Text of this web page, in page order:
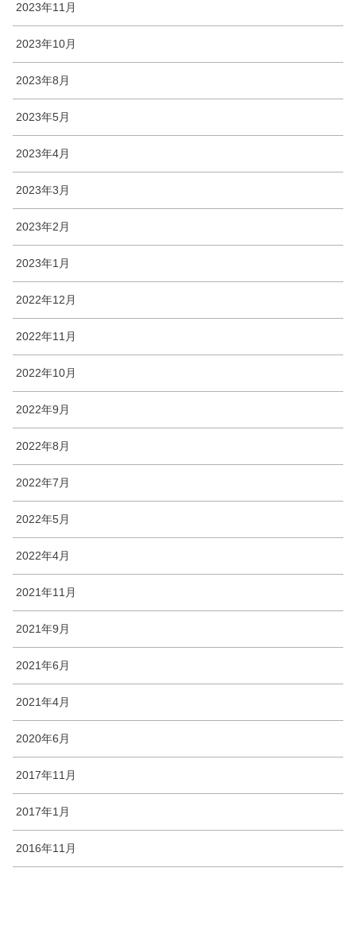
2023年11月
2023年10月
2023年8月
2023年5月
2023年4月
2023年3月
2023年2月
2023年1月
2022年12月
2022年11月
2022年10月
2022年9月
2022年8月
2022年7月
2022年5月
2022年4月
2021年11月
2021年9月
2021年6月
2021年4月
2020年6月
2017年11月
2017年1月
2016年11月